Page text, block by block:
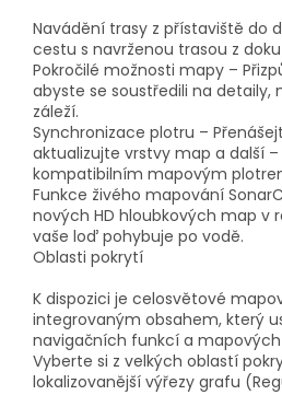
Navádění trasy z přístaviště do
cestu s navrženou trasou z doku
Pokročilé možnosti mapy –
abyste se soustředili na detaily,
záleží.
Synchronizace plotru –
aktualizujte vrstvy map a další
kompatibilním mapovým
Funkce živého mapování
nových HD hloubkových map v
vaše loď pohybuje po vodě.
Oblasti pokrytí
K dispozici je celosvětové
integrovaným obsahem, který
navigačních funkcí a
Vyberte si z velkých oblastí
lokalizovanější výřezy grafu